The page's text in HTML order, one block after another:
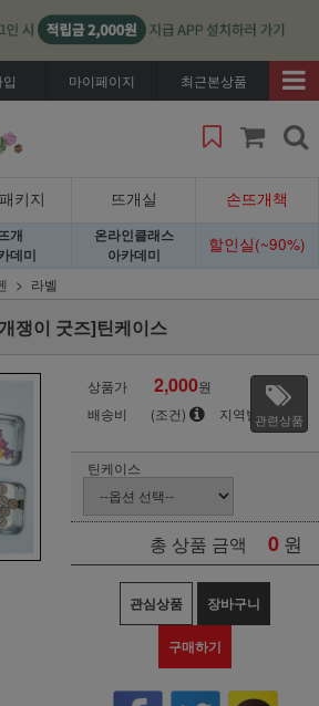
마이페이지 최근본상품
키지 뜨개실
손뜨개책
개
데미
온라인클래스
아카데미
할인실(~90%)
라벨
쟁이 굿즈]틴케이스
상품가 2,000원
배송비
(조건) 지역별관련상품
틴케이스
총 상품 금액 0 원
관심상품 장바구니
구매하기